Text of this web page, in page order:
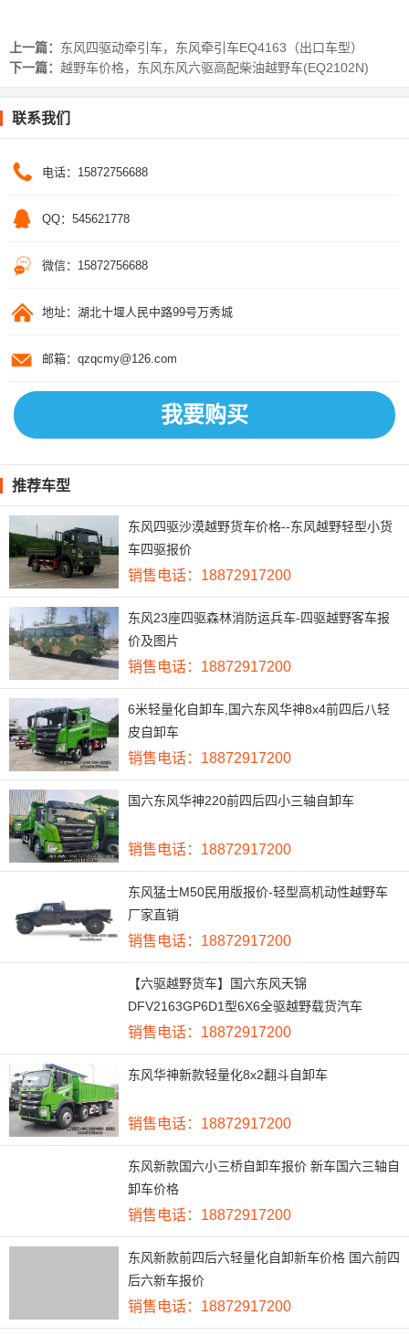
上一篇： 东风四驱动牵引车，东风牵引车EQ4163（出口车型）
下一篇： 越野车价格，东风东风六驱高配柴油越野车(EQ2102N)
联系我们
电话：15872756688
QQ：545621778
微信：15872756688
地址：湖北十堰人民中路99号万秀城
邮箱：qzqcmy@126.com
我要购买
推荐车型
东风四驱沙漠越野货车价格--东风越野轻型小货
车四驱报价
销售电话：18872917200
东风23座四驱森林消防运兵车-四驱越野客车报
价及图片
销售电话：18872917200
6米轻量化自卸车,国六东风华神8x4前四后八轻
皮自卸车
销售电话：18872917200
国六东风华神220前四后四小三轴自卸车
销售电话：18872917200
东风猛士M50民用版报价-轻型高机动性越野车
厂家直销
销售电话：18872917200
【六驱越野货车】国六东风天锦
DFV2163GP6D1型6X6全驱越野载货汽车
销售电话：18872917200
东风华神新款轻量化8x2翻斗自卸车
销售电话：18872917200
东风新款国六小三桥自卸车报价 新车国六三轴自
卸车价格
销售电话：18872917200
东风新款前四后六轻量化自卸新车价格 国六前四
后六新车报价
销售电话：18872917200